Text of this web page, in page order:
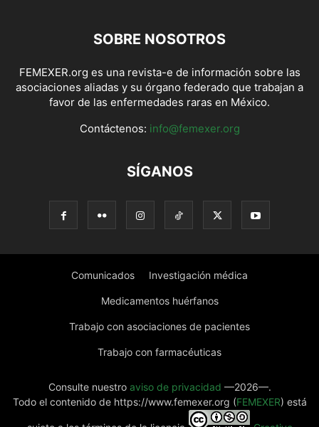
SOBRE NOSOTROS
FEMEXER.org es una revista-e de información sobre las
asociaciones aliadas y su órgano federado que trabajan a
favor de las enfermedades raras en México.
Contáctenos: info@femexer.org
SÍGANOS
Comunicados Investigación médica
Medicamentos huérfanos
Trabajo con asociaciones de pacientes
Trabajo con farmacéuticas
Consulte nuestro aviso de privacidad —2026—.
Todo el contenido de https://www.femexer.org (FEMEXER) está